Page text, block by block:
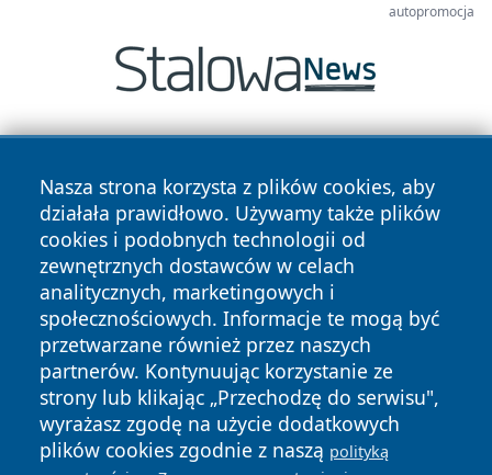
autopromocja
Nasza strona korzysta z plików cookies, aby
działała prawidłowo. Używamy także plików
cookies i podobnych technologii od
zewnętrznych dostawców w celach
analitycznych, marketingowych i
społecznościowych. Informacje te mogą być
przetwarzane również przez naszych
partnerów. Kontynuując korzystanie ze
strony lub klikając „Przechodzę do serwisu",
wyrażasz zgodę na użycie dodatkowych
plików cookies zgodnie z naszą polityką
Copyright © 2026 dabrowski24.pl Wszystkie prawa
zastrzeżone.
News Autorzy
Polityka
Prywatności
Polityka
Cookies